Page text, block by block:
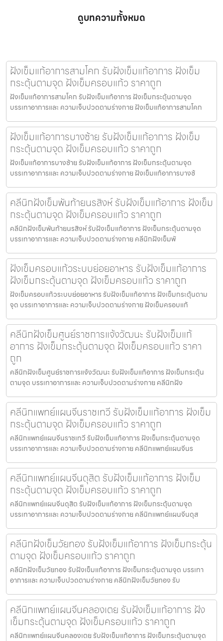
ดูบทความทั้งหมด
ฝังเข็มแก้อาการสามโคก รับฝังเข็มแก้อาการ ฝังเข็ม
กระตุ้นตามจุด ฝังเข็มครอบแก้ว ราคาถูก
ฝังเข็มแก้อาการสามโคก รับฝังเข็มแก้อาการ ฝังเข็มกระตุ้นตามจุด
บรรเทาอาการและ ความเจ็บปวดตามร่างกาย ฝังเข็มแก้อาการสามโคก
ฝังเข็มแก้อาการบางซ้าย รับฝังเข็มแก้อาการ ฝังเข็ม
กระตุ้นตามจุด ฝังเข็มครอบแก้ว ราคาถูก
ฝังเข็มแก้อาการบางซ้าย รับฝังเข็มแก้อาการ ฝังเข็มกระตุ้นตามจุด
บรรเทาอาการและ ความเจ็บปวดตามร่างกาย ฝังเข็มแก้อาการบางซ้
คลีนิกฝังเข็มพันท้ายนรสิงห์ รับฝังเข็มแก้อาการ ฝังเข็ม
กระตุ้นตามจุด ฝังเข็มครอบแก้ว ราคาถูก
คลีนิกฝังเข็มพันท้ายนรสิงห์ รับฝังเข็มแก้อาการ ฝังเข็มกระตุ้นตามจุด
บรรเทาอาการและ ความเจ็บปวดตามร่างกาย คลีนิกฝังเข็มพั
ฝังเข็มครอบแก้วระบบย่อยอาหาร รับฝังเข็มแก้อาการ
ฝังเข็มกระตุ้นตามจุด ฝังเข็มครอบแก้ว ราคาถูก
ฝังเข็มครอบแก้วระบบย่อยอาหาร รับฝังเข็มแก้อาการ ฝังเข็มกระตุ้นตาม
จุด บรรเทาอาการและ ความเจ็บปวดตามร่างกาย ฝังเข็มครอบแก้
คลีนิกฝังเข็มศูนย์ราชการแจ้งวัฒนะ รับฝังเข็มแก้
อาการ ฝังเข็มกระตุ้นตามจุด ฝังเข็มครอบแก้ว ราคา
ถูก
คลีนิกฝังเข็มศูนย์ราชการแจ้งวัฒนะ รับฝังเข็มแก้อาการ ฝังเข็มกระตุ้น
ตามจุด บรรเทาอาการและ ความเจ็บปวดตามร่างกาย คลีนิกฝัง
คลีนิกแพทย์แผนจีนราชเทวี รับฝังเข็มแก้อาการ ฝังเข็ม
กระตุ้นตามจุด ฝังเข็มครอบแก้ว ราคาถูก
คลีนิกแพทย์แผนจีนราชเทวี รับฝังเข็มแก้อาการ ฝังเข็มกระตุ้นตามจุด
บรรเทาอาการและ ความเจ็บปวดตามร่างกาย คลีนิกแพทย์แผนจีนร
คลีนิกแพทย์แผนจีนดุสิต รับฝังเข็มแก้อาการ ฝังเข็ม
กระตุ้นตามจุด ฝังเข็มครอบแก้ว ราคาถูก
คลีนิกแพทย์แผนจีนดุสิต รับฝังเข็มแก้อาการ ฝังเข็มกระตุ้นตามจุด
บรรเทาอาการและ ความเจ็บปวดตามร่างกาย คลีนิกแพทย์แผนจีนดุส
คลีนิกฝังเข็มวัยทอง รับฝังเข็มแก้อาการ ฝังเข็มกระตุ้น
ตามจุด ฝังเข็มครอบแก้ว ราคาถูก
คลีนิกฝังเข็มวัยทอง รับฝังเข็มแก้อาการ ฝังเข็มกระตุ้นตามจุด บรรเทา
อาการและ ความเจ็บปวดตามร่างกาย คลีนิกฝังเข็มวัยทอง รับ
คลีนิกแพทย์แผนจีนคลองเตย รับฝังเข็มแก้อาการ ฝัง
เข็มกระตุ้นตามจุด ฝังเข็มครอบแก้ว ราคาถูก
คลีนิกแพทย์แผนจีนคลองเตย รับฝังเข็มแก้อาการ ฝังเข็มกระตุ้นตามจุด